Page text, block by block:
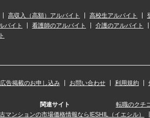
高収入（高額）アルバイト 高校生アルバイト
バイト
看護師のアルバイト 介護のアルバイト
告掲載のお申し込み お問い合わせ 利用規約
関連サイト
転職のクチ
マンションの市場価格情報ならIESHIL（イエシル）